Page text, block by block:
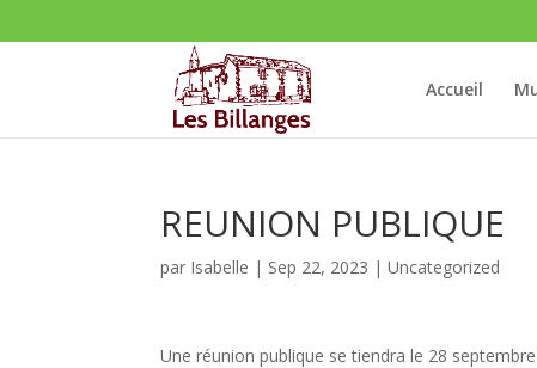
Accueil
REUNION PUBLIQUE
par Isabelle | Sep 22, 2023 |Uncategorized
Une réunion publique se tiendra le 28